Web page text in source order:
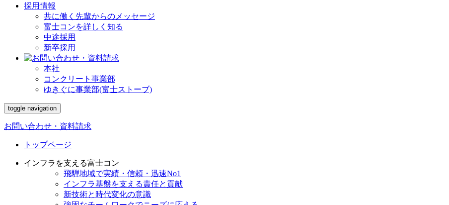
採用情報
共に働く先輩からのメッセージ
富士コンを詳しく知る
中途採用
新卒採用
本社
コンクリート事業部
ゆきぐに事業部(富士ストーブ)
toggle navigation
お問い合わせ・資料請求
トップページ
インフラを支える富士コン
飛騨地域で実績・信頼・迅速No1
インフラ基盤を支える責任と貢献
新技術と時代変化の意識